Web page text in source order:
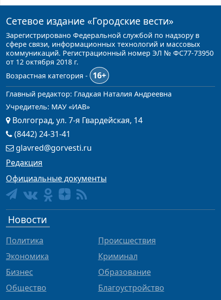
Сетевое издание «Городские вести»
Зарегистрировано Федеральной службой по надзору в
сфере связи, информационных технологий и массовых
коммуникаций. Регистрационный номер ЭЛ № ФС77-73950
от 12 октября 2018 г.
Возрастная категория -
16+
Главный редактор: Гладкая Наталия Андреевна
Учредитель: МАУ «ИАВ»
Волгоград, ул. 7-я Гвардейская, 14
(8442) 24-31-41
glavred@gorvesti.ru
Редакция
Официальные документы
Новости
Политика
Экономика
Бизнес
Общество
Происшествия
Криминал
Образование
Благоустройство